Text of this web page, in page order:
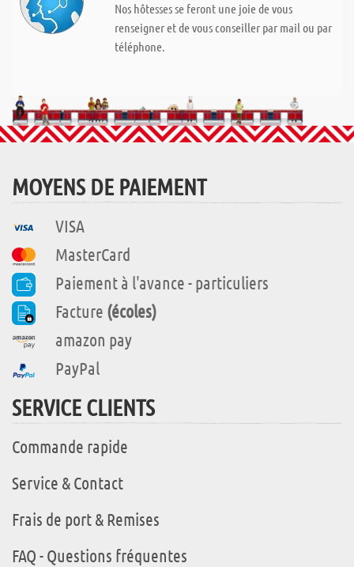
Nos hôtesses se feront une joie de vous
renseigner et de vous conseiller par mail ou par
téléphone.
MOYENS DE PAIEMENT
VISA
MasterCard
Paiement à l'avance - particuliers
Facture (écoles)
amazon pay
PayPal
SERVICE CLIENTS
Commande rapide
Service & Contact
Frais de port & Remises
FAQ - Questions fréquentes